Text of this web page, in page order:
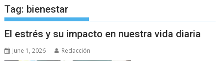
Tag: bienestar
El estrés y su impacto en nuestra vida diaria
June 1, 2026 Redacción